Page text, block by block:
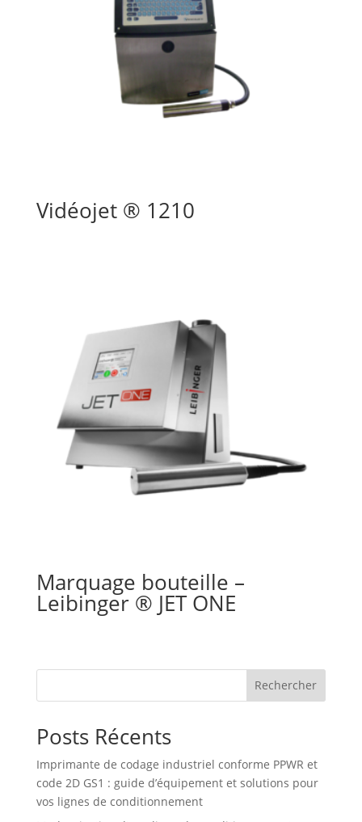
Vidéojet ® 1210
Marquage bouteille –
Leibinger ® JET ONE
Rechercher
Posts Récents
Imprimante de codage industriel conforme PPWR et
code 2D GS1 : guide d’équipement et solutions pour
vos lignes de conditionnement